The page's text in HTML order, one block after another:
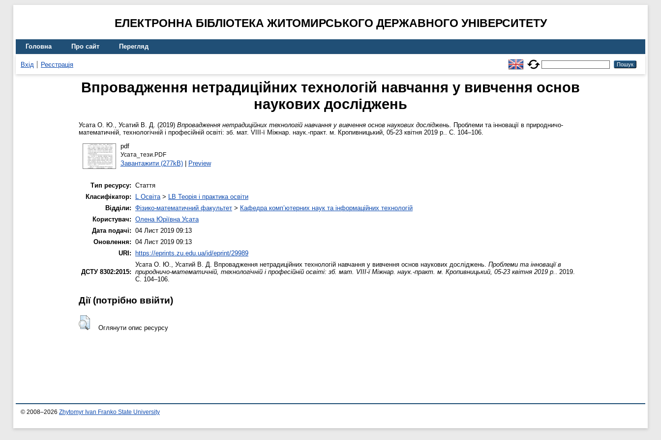
ЕЛЕКТРОННА БІБЛІОТЕКА ЖИТОМИРСЬКОГО ДЕРЖАВНОГО УНІВЕРСИТЕТУ
Головна Про сайт Перегляд
Вхід Реєстрація
Впровадження нетрадиційних технологій навчання у вивчення основ
наукових досліджень
Усата О. Ю., Усатий В. Д. (2019) Впровадження нетрадиційних технологій навчання у вивчення основ наукових досліджень. Проблеми та інновації в природничо-
математичній, технологічній і професійній освіті: зб. мат. VIII-ї Міжнар. наук.-практ. м. Кропивницький, 05-23 квітня 2019 р.. С. 104–106.
pdf
Усата_тези.PDF
Завантажити (277kB)| Preview
Тип ресурсу: Стаття
Класифікатор:
L Освіта> LB Теорія і практика освіти
Відділи: Фізико-математичний факультет > Кафедра комп’ютерних наук та інформаційних технологій
Користувач: Олена Юріївна Усата
Дата подачі: 04 Лист 2019 09:13
Оновлення: 04 Лист 2019 09:13
URI:
https://eprints.zu.edu.ua/id/eprint/29989
ДСТУ 8302:2015:
Усата О. Ю., Усатий В. Д. Впровадження нетрадиційних технологій навчання у вивчення основ наукових досліджень. Проблеми та інновації в
природничо-математичній, технологічній і професійній освіті: зб. мат. VIII-ї Міжнар. наук.-практ. м. Кропивницький, 05-23 квітня 2019 р. . 2019.
С. 104–106.
Дії ​​(потрібно ввійти)
Оглянути опис ресурсу
© 2008–2026 Zhytomyr Ivan Franko State University